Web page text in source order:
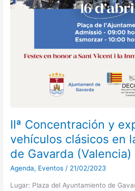
IIª Concentración y
vehículos clásicos en
de Gavarda (Valencia)
Agenda, Eventos / 21/02/2023
Lugar: Plaza del Ayuntamiento de